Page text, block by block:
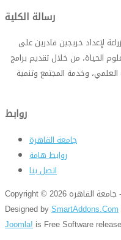
لإعداد خريجين قادرين على
الحياة، من خلال تقديم برامج
وخدمة المجتمع وتنمية
روابط
جامعة القاهرة
روابط هامة
اتصل بنا
Copyright © 2026 كلية الزراعة - جامعة القاهره. All Rights Reserved.
Designed bySmartAddons.Com
Joomla! is Free Software